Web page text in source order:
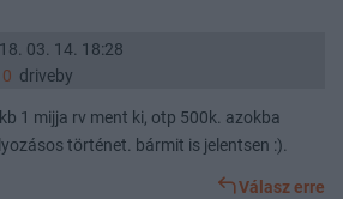
03. 14. 18:28
driveby
1 mijja rv ment ki, otp 500k. azokba
történet. bármit is jelentsen :).
Válasz erre